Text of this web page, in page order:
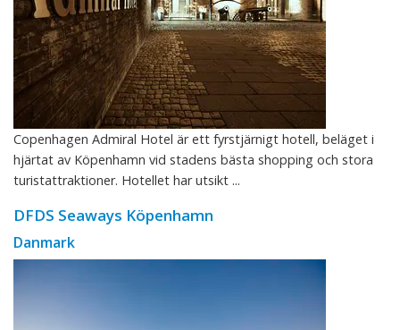
Copenhagen Admiral Hotel är ett fyrstjärnigt hotell, beläget i
hjärtat av Köpenhamn vid stadens bästa shopping och stora
turistattraktioner. Hotellet har utsikt ...
DFDS Seaways Köpenhamn
Danmark